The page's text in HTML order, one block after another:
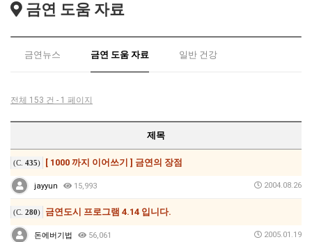
금연 도움 자료
금연뉴스 금연 도움 자료 일반 건강
전체 153 건 - 1 페이지
제목
(C. 435) [ 1000 까지 이어쓰기 ] 금연의 장점
jayyun 15,993 2004.08.26
(C. 280) 금연도시 프로그램 4.14 입니다.
돈에버기법 56,061 2005.01.19